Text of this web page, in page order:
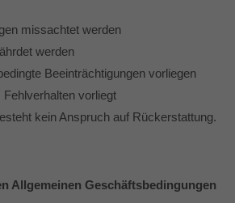
missachtet werden
werden
Beeinträchtigungen vorliegen
vorliegt
kein Anspruch auf Rückerstattung.
Allgemeinen Geschäftsbedingungen